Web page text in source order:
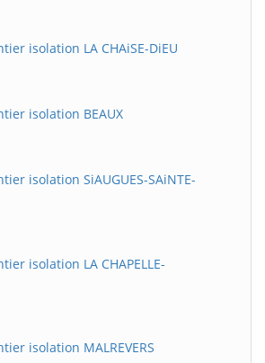
isolation LA CHAiSE-DiEU
isolation BEAUX
isolation SiAUGUES-SAiNTE-
isolation LA CHAPELLE-
isolation MALREVERS